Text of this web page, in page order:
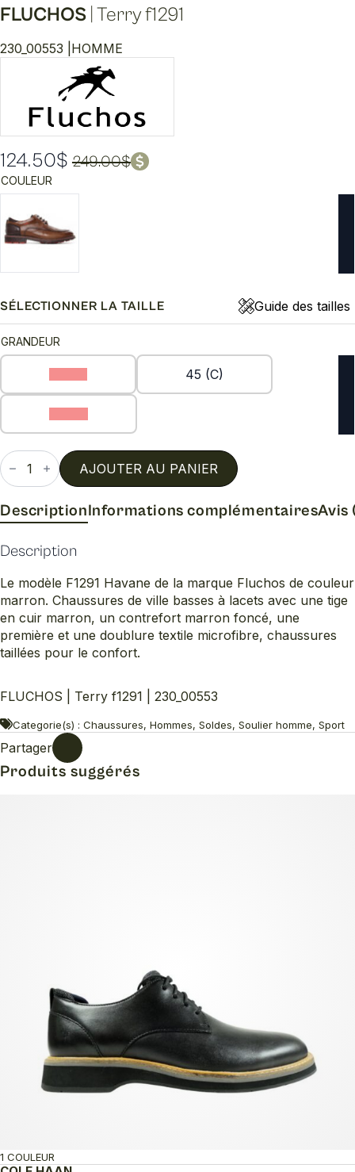
FLUCHOS Terry f1291
230_00553 | HOMME
249.00$
Le
prix
initial
était :
249.00$.
124.50$
Le
prix
actuel
est :
124.50$.
COULEUR
SÉLECTIONNER LA TAILLE Guide des tailles
GRANDEUR
45 (C)
quantité
de
Terry
AJOUTER AU PANIER
DescriptionInformations complémentairesAvis
Description
Le modèle F1291 Havane de la marque Fluchos de couleur
marron. Chaussures de ville basses à lacets avec une tige
en cuir marron, un contrefort marron foncé, une
première et une doublure textile microfibre, chaussures
taillées pour le confort.
FLUCHOS | Terry f1291 | 230_00553
Categorie(s) : Chaussures, Hommes, Soldes, Soulier homme, Sport
Partager
Produits suggérés
1 COULEUR